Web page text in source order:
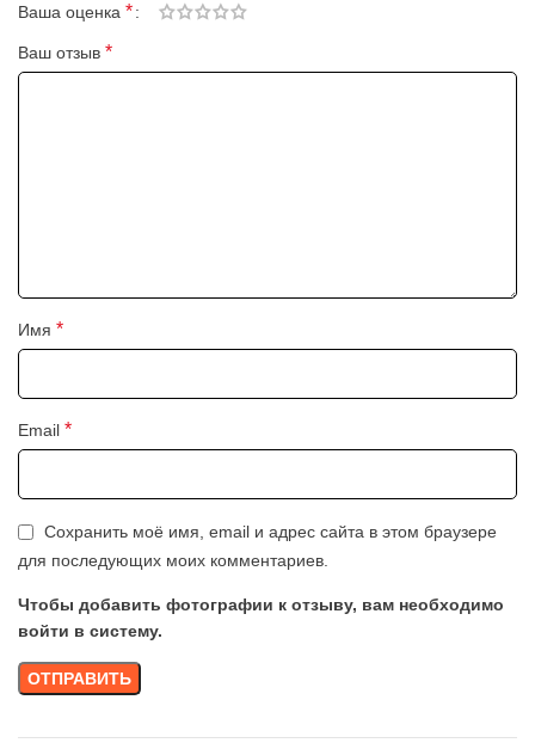
Ваша оценка *
Ваш отзыв *
Имя *
Email *
Сохранить моё имя, email и адрес сайта в этом браузере
для последующих моих комментариев.
Чтобы добавить фотографии к отзыву, вам необходимо
войти в систему.